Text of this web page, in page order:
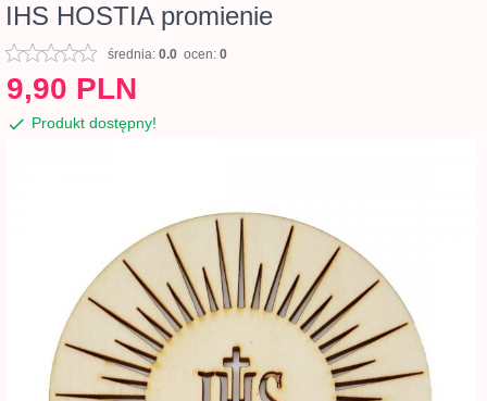
IHS HOSTIA promienie
średnia: 0.0 ocen: 0
9,90 PLN
Produkt dostępny!